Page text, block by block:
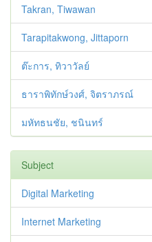
Takran, Tiwawan
Tarapitakwong, Jittaporn
ต๊ะการ, ทิวาวัลย์
ธาราพิทักษ์วงศ์, จิตราภรณ์
มหัทธนชัย, ชนินทร์
Subject
Digital Marketing
Internet Marketing